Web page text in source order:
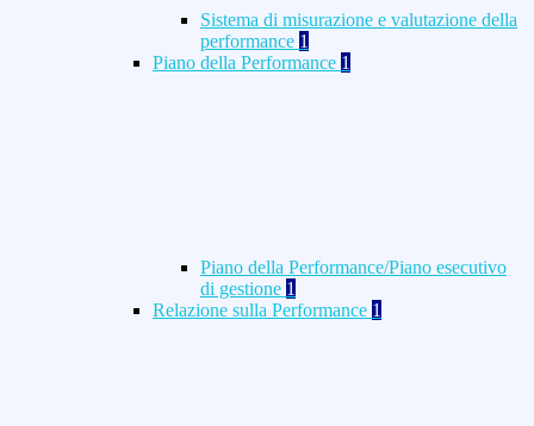
Sistema di misurazione e valutazione della
performance 1
Piano della Performance 1
Piano della Performance/Piano esecutivo
di gestione 1
Relazione sulla Performance 1